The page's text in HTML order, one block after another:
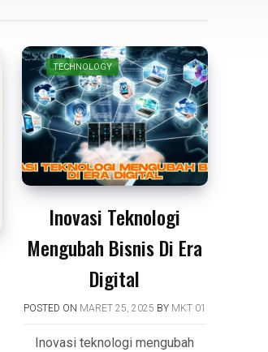
TECHNOLOGY
Inovasi Teknologi
Mengubah Bisnis Di Era
Digital
POSTED ON MARET 25, 2025 BY MKT 01
Inovasi teknologi mengubah